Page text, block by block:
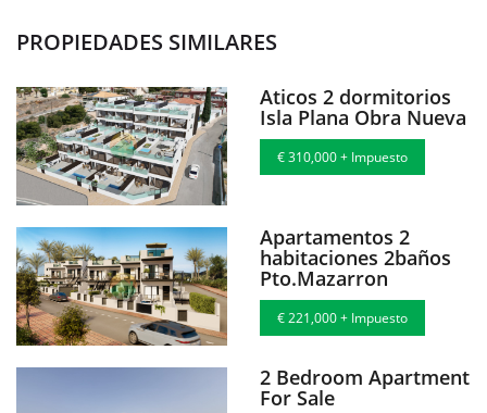
PROPIEDADES SIMILARES
Aticos 2 dormitorios
Isla Plana Obra Nueva
€ 310,000 + Impuesto
Apartamentos 2
habitaciones 2baños
Pto.Mazarron
€ 221,000 + Impuesto
2 Bedroom Apartment
For Sale